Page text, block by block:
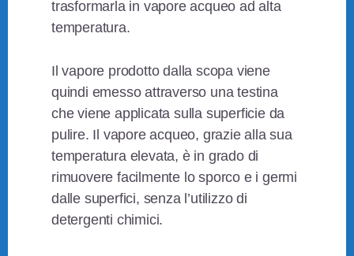
trasformarla in vapore acqueo ad alta
temperatura.
Il vapore prodotto dalla scopa viene
quindi emesso attraverso una testina
che viene applicata sulla superficie da
pulire. Il vapore acqueo, grazie alla sua
temperatura elevata, è in grado di
rimuovere facilmente lo sporco e i germi
dalle superfici, senza l’utilizzo di
detergenti chimici.